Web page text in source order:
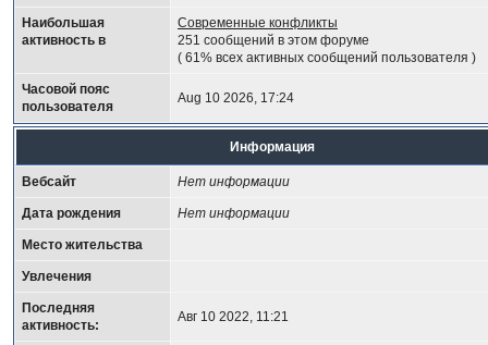
Наибольшая
активность в
Современные конфликты
251 сообщений в этом форуме
( 61% всех активных сообщений пользователя )
Часовой пояс
пользователя
Aug 10 2026, 17:24
Информация
Вебсайт Нет информации
Дата рождения Нет информации
Место жительства
Увлечения
Последняя
активность:
Авг 10 2022, 11:21